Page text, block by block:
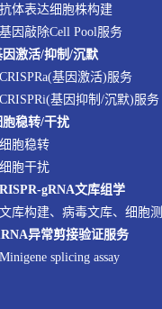
抗体表达细胞株构建
基因敲除Cell Pool服务
因激活/抑制/沉默
CRISPRa(基因激活)服务
CRISPRi(基因抑制/沉默)服务
胞稳转/干扰
细胞稳转
细胞干扰
gRNA文库组学
文库构建、病毒文库、细胞
异常剪接验证服务
Minigene splicing assay